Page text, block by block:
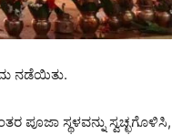
ನಡೆಯಿತು.
ಸ್ಥಳವನ್ನು ಸ್ವಚ್ಛಗೊಳಿಸಿ,